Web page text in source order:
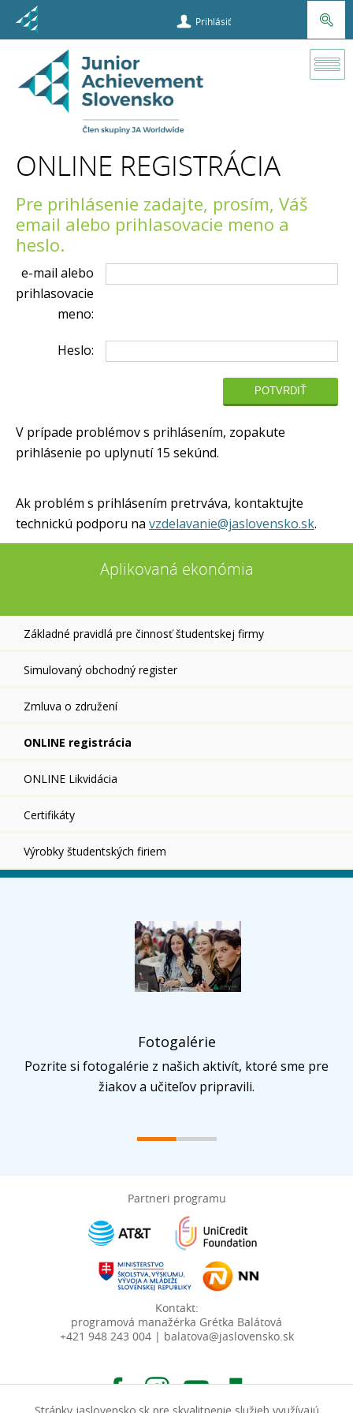
Prihlásiť
ONLINE REGISTRÁCIA
Pre prihlásenie zadajte, prosím, Váš
email alebo prihlasovacie meno a
heslo.
e-mail alebo
prihlasovacie
meno:
Heslo:
V prípade problémov s prihlásením, zopakute
prihlásenie po uplynutí 15 sekúnd.
Ak problém s prihlásením pretrváva, kontaktujte
technickú podporu na vzdelavanie@jaslovensko.sk.
Aplikovaná ekonómia
Základné pravidlá pre činnosť študentskej firmy
Simulovaný obchodný register
Zmluva o združení
ONLINE registrácia
ONLINE Likvidácia
Certifikáty
Výrobky študentských firiem
Fotogalérie
Pozrite si fotogalérie z našich aktivít, ktoré sme pre
žiakov a učiteľov pripravili.
Partneri programu
Kontakt:
programová manažérka Grétka Balátová
+421 948 243 004 | balatova@jaslovensko.sk